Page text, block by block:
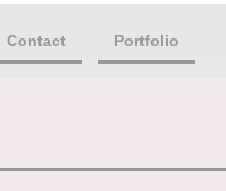
Contact Portfolio